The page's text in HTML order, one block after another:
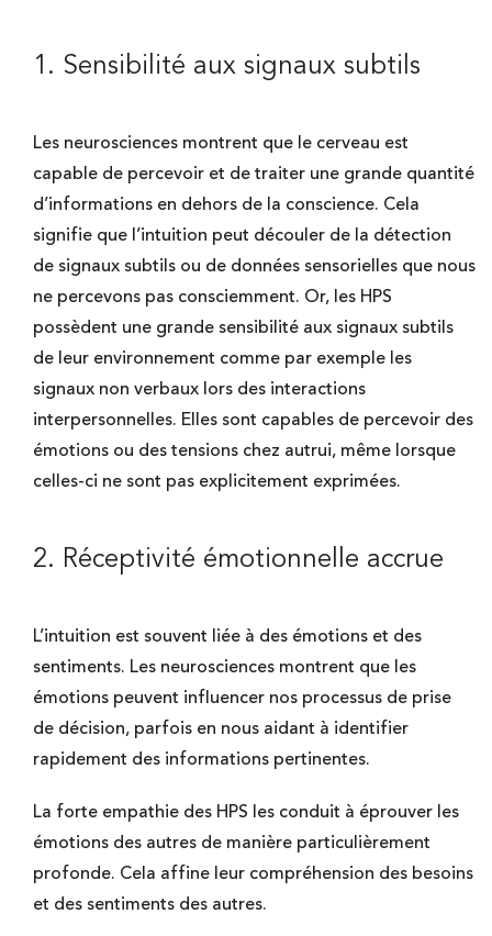
1. Sensibilité aux signaux subtils
Les neurosciences montrent que le cerveau est
capable de percevoir et de traiter une grande quantité
d’informations en dehors de la conscience. Cela
signifie que l’intuition peut découler de la détection
de signaux subtils ou de données sensorielles que nous
ne percevons pas consciemment. Or, les HPS
possèdent une grande sensibilité aux signaux subtils
de leur environnement comme par exemple les
signaux non verbaux lors des interactions
interpersonnelles. Elles sont capables de percevoir des
émotions ou des tensions chez autrui, même lorsque
celles-ci ne sont pas explicitement exprimées.
2. Réceptivité émotionnelle accrue
L’intuition est souvent liée à des émotions et des
sentiments. Les neurosciences montrent que les
émotions peuvent influencer nos processus de prise
de décision, parfois en nous aidant à identifier
rapidement des informations pertinentes.
La forte empathie des HPS les conduit à éprouver les
émotions des autres de manière particulièrement
profonde. Cela affine leur compréhension des besoins
et des sentiments des autres.